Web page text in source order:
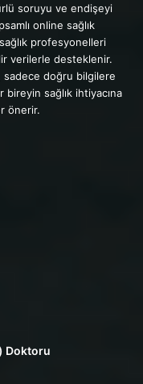
soruyu ve endişeyi
online sağlık
profesyonelleri
verilerle desteklenir.
sadece doğru bilgilere
bireyin sağlık ihtiyacına
önerir.
Doktoru